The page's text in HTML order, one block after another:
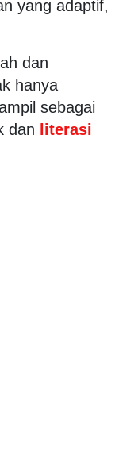
yang adaptif,
dan
hanya
sebagai
dan literasi